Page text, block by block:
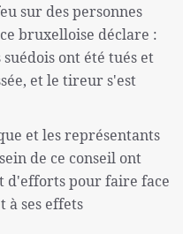
sur des personnes
bruxelloise déclare :
ont été tués et
et le tireur s'est
et les représentants
de ce conseil ont
d'efforts pour faire face
ses effets